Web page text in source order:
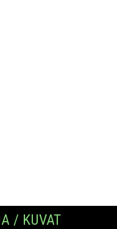
/ KUVAT